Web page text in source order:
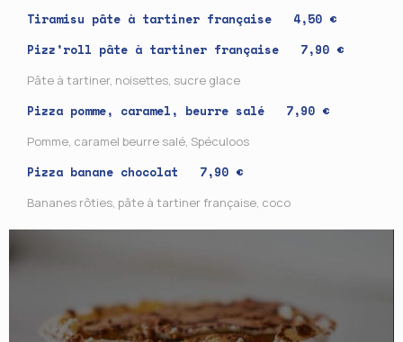
Tiramisu pâte à tartiner française 4,50 €
Pizz’roll pâte à tartiner française 7,90 €
Pâte à tartiner, noisettes, sucre glace
Pizza pomme, caramel, beurre salé 7,90 €
Pomme, caramel beurre salé, Spéculoos
Pizza banane chocolat 7,90 €
Bananes rôties, pâte à tartiner française, coco